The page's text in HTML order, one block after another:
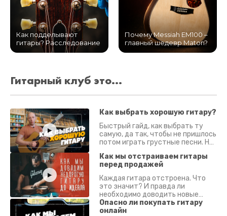
Как подделывают
гитары? Расследование
Почему Messiah EM100 –
главный шедевр Maton?
Гитарный клуб это...
Как выбрать хорошую гитару?
Быстрый гайд, как выбрать ту
самую, да так, чтобы не пришлось
потом играть грустные песни. На
Как мы отстраиваем гитары
перед продажей
Каждая гитара отстроена. Что
это значит? И правда ли
необходимо доводить новые
гитары? Если кратко - да.
Подробно - в видео :)
Опасно ли покупать гитару
онлайн